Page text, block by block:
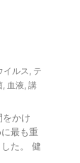
イルス, テ
, 血液, 講
かけ
最も重
た。 健